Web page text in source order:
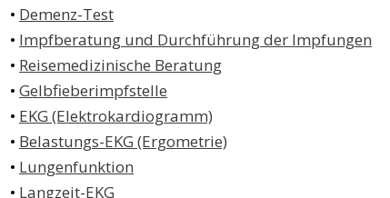
• Demenz-Test
• Impfberatung und Durchführung der Impfungen
• Reisemedizinische Beratung
• Gelbfieberimpfstelle
• EKG (Elektrokardiogramm)
• Belastungs-EKG (Ergometrie)
• Lungenfunktion
• Langzeit-EKG